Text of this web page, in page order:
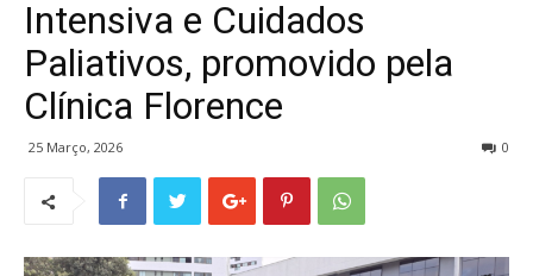
Intensiva e Cuidados
Paliativos, promovido pela
Clínica Florence
25 Março, 2026 0